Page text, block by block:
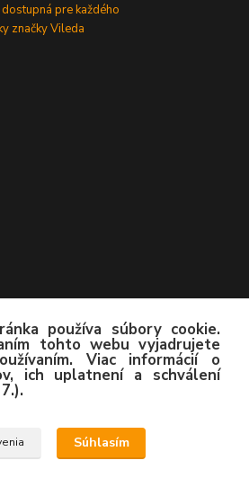
pre každého
značky Vileda
hod.)
používa súbory cookie.
tohto webu vyjadrujete
Viac informácií o
ich uplatnení a schválení
Súhlasím